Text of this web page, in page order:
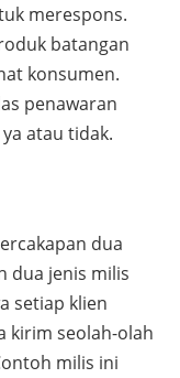
merespons.
batangan
konsumen.
penawaran
atau tidak.
dua
dua jenis milis
setiap klien
kirim seolah-olah
milis ini